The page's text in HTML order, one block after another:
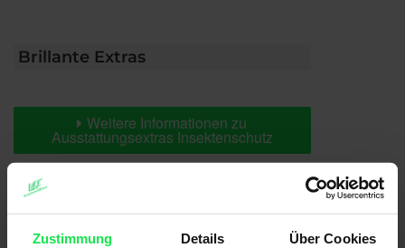
Zustimmung Details Über Cookies
Brillante Extras
Weitere Informationen zu
Ausstattungsextras Insektenschutz
Das könnte Sie auch interessieren